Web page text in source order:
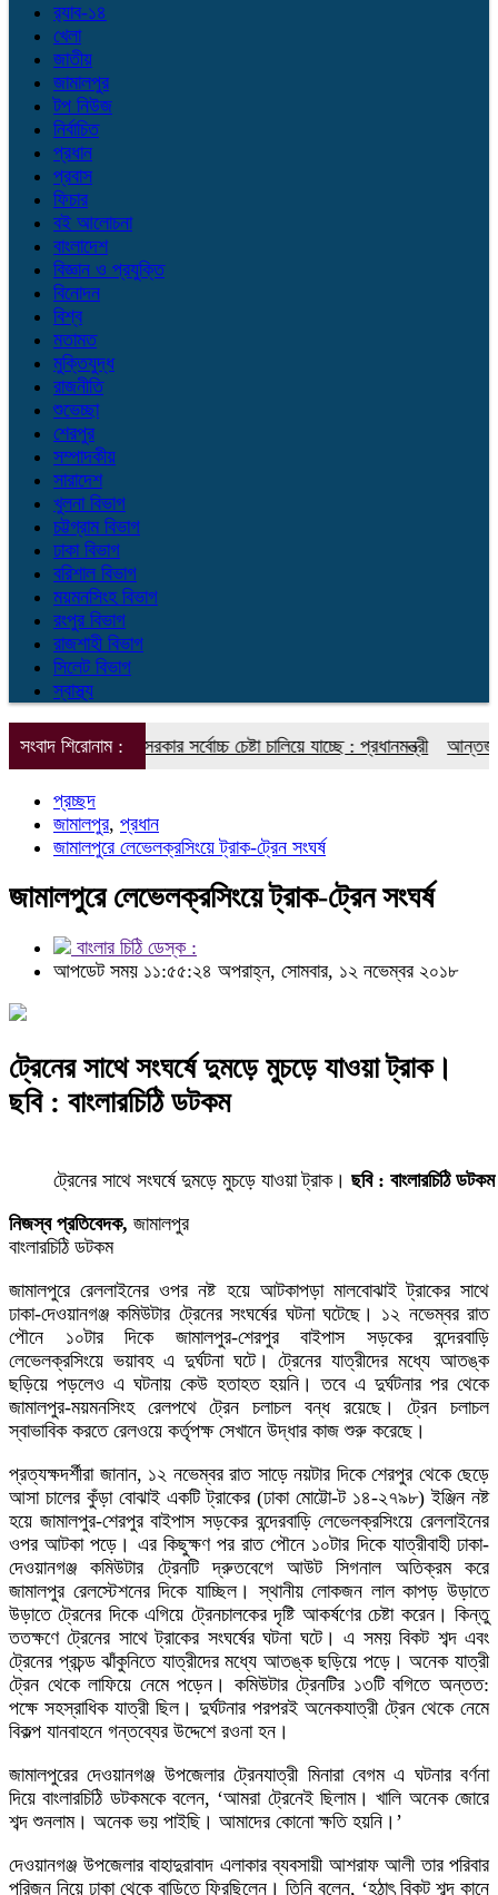
র‌্যাব-১৪
খেলা
জাতীয়
জামালপুর
টপ নিউজ
নির্বাচিত
প্রধান
প্রবাস
ফিচার
বই আলোচনা
বাংলাদেশ
বিজ্ঞান ও প্রযুক্তি
বিনোদন
বিশ্ব
মতামত
মুক্তিযুদ্ধ
রাজনীতি
শুভেচ্ছা
শেরপুর
সম্পাদকীয়
সারাদেশ
খুলনা বিভাগ
চট্টগ্রাম বিভাগ
ঢাকা বিভাগ
বরিশাল বিভাগ
ময়মনসিংহ বিভাগ
রংপুর বিভাগ
রাজশাহী বিভাগ
সিলেট বিভাগ
স্বাস্থ্য
সংবাদ শিরোনাম :সরকার সর্বোচ্চ চেষ্টা চালিয়ে যাচ্ছে : প্রধানমন্ত্রী আন্তর্জাতিক
প্রচ্ছদ
জামালপুর, প্রধান
জামালপুরে লেভেলক্রসিংয়ে ট্রাক-ট্রেন সংঘর্ষ
জামালপুরে লেভেলক্রসিংয়ে ট্রাক-ট্রেন সংঘর্ষ
বাংলার চিঠি ডেস্ক :
আপডেট সময় ১১:৫৫:২৪ অপরাহ্ন, সোমবার, ১২ নভেম্বর ২০১৮
ট্রেনের সাথে সংঘর্ষে দুমড়ে মুচড়ে যাওয়া ট্রাক।
ছবি : বাংলারচিঠি ডটকম
ট্রেনের সাথে সংঘর্ষে দুমড়ে মুচড়ে যাওয়া ট্রাক। ছবি : বাংলারচিঠি ডটকম
নিজস্ব প্রতিবেদক, জামালপুর
বাংলারচিঠি ডটকম
জামালপুরে রেললাইনের ওপর নষ্ট হয়ে আটকাপড়া মালবোঝাই ট্রাকের সাথে
ঢাকা-দেওয়ানগঞ্জ কমিউটার ট্রেনের সংঘর্ষের ঘটনা ঘটেছে। ১২ নভেম্বর রাত
পৌনে ১০টার দিকে জামালপুর-শেরপুর বাইপাস সড়কের বন্দেরবাড়ি
লেভেলক্রসিংয়ে ভয়াবহ এ দুর্ঘটনা ঘটে। ট্রেনের যাত্রীদের মধ্যে আতঙ্ক
ছড়িয়ে পড়লেও এ ঘটনায় কেউ হতাহত হয়নি। তবে এ দুর্ঘটনার পর থেকে
জামালপুর-ময়মনসিংহ রেলপথে ট্রেন চলাচল বন্ধ রয়েছে। ট্রেন চলাচল
স্বাভাবিক করতে রেলওয়ে কর্তৃপক্ষ সেখানে উদ্ধার কাজ শুরু করেছে।
প্রত্যক্ষদর্শীরা জানান, ১২ নভেম্বর রাত সাড়ে নয়টার দিকে শেরপুর থেকে ছেড়ে
আসা চালের কুঁড়া বোঝাই একটি ট্রাকের (ঢাকা মোট্টো-ট ১৪-২৭৯৮) ইঞ্জিন নষ্ট
হয়ে জামালপুর-শেরপুর বাইপাস সড়কের বন্দেরবাড়ি লেভেলক্রসিংয়ে রেললাইনের
ওপর আটকা পড়ে। এর কিছুক্ষণ পর রাত পৌনে ১০টার দিকে যাত্রীবাহী ঢাকা-
দেওয়ানগঞ্জ কমিউটার ট্রেনটি দ্রুতবেগে আউট সিগনাল অতিক্রম করে
জামালপুর রেলস্টেশনের দিকে যাচ্ছিল। স্থানীয় লোকজন লাল কাপড় উড়াতে
উড়াতে ট্রেনের দিকে এগিয়ে ট্রেনচালকের দৃষ্টি আকর্ষণের চেষ্টা করেন। কিন্তু
ততক্ষণে ট্রেনের সাথে ট্রাকের সংঘর্ষের ঘটনা ঘটে। এ সময় বিকট শব্দ এবং
ট্রেনের প্রচন্ড ঝাঁকুনিতে যাত্রীদের মধ্যে আতঙ্ক ছড়িয়ে পড়ে। অনেক যাত্রী
ট্রেন থেকে লাফিয়ে নেমে পড়েন। কমিউটার ট্রেনটির ১৩টি বগিতে অন্তত:
পক্ষে সহস্রাধিক যাত্রী ছিল। দুর্ঘটনার পরপরই অনেকযাত্রী ট্রেন থেকে নেমে
বিকল্প যানবাহনে গন্তব্যের উদ্দেশে রওনা হন।
জামালপুরের দেওয়ানগঞ্জ উপজেলার ট্রেনযাত্রী মিনারা বেগম এ ঘটনার বর্ণনা
দিয়ে বাংলারচিঠি ডটকমকে বলেন, ‘আমরা ট্রেনেই ছিলাম। খালি অনেক জোরে
শব্দ শুনলাম। অনেক ভয় পাইছি। আমাদের কোনো ক্ষতি হয়নি।’
দেওয়ানগঞ্জ উপজেলার বাহাদুরাবাদ এলাকার ব্যবসায়ী আশরাফ আলী তার পরিবার
পরিজন নিয়ে ঢাকা থেকে বাড়িতে ফিরছিলেন। তিনি বলেন, ‘হঠাৎ বিকট শব্দ কানে